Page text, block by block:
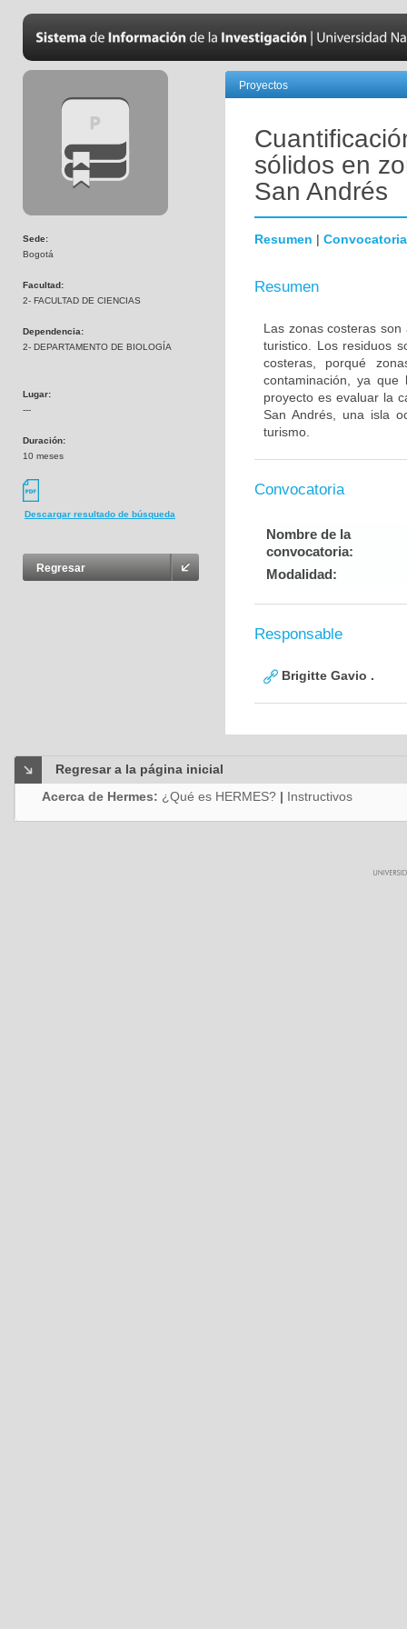
Sede:
Bogotá
Facultad:
2- FACULTAD DE CIENCIAS
Dependencia:
2- DEPARTAMENTO DE BIOLOGÍA
Lugar:
---
Duración:
10 meses
Descargar resultado de búsqueda
Regresar
Proyectos
sólidos en
San Andrés
Resumen | Convocatoria
Resumen
Las zonas costeras
turistico. Los residuos
costeras, porqué
contaminación, ya
proyecto es evaluar la
San Andrés, una isla
turismo.
Convocatoria
Nombre de la
convocatoria:
Modalidad:
Responsable
Brigitte Gavio .
Regresar a la página inicial
Acerca de Hermes: ¿Qué es HERMES? | Instructivos